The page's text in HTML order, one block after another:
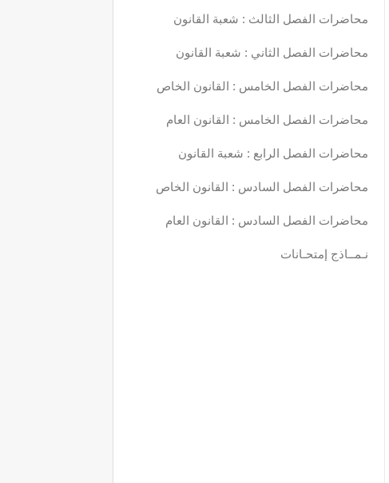
محاضرات الفصل الثالث : شعبة القانون
محاضرات الفصل الثاني : شعبة القانون
محاضرات الفصل الخامس : القانون الخاص
محاضرات الفصل الخامس : القانون العام
محاضرات الفصل الرابع : شعبة القانون
محاضرات الفصل السادس : القانون الخاص
محاضرات الفصل السادس : القانون العام
نـمــاذج إمتحـانات